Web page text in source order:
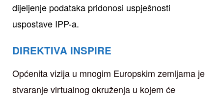
dijeljenje podataka pridonosi uspješnosti
uspostave IPP-a.
DIREKTIVA INSPIRE
Općenita vizija u mnogim Europskim zemljama je
stvaranje virtualnog okruženja u kojem će